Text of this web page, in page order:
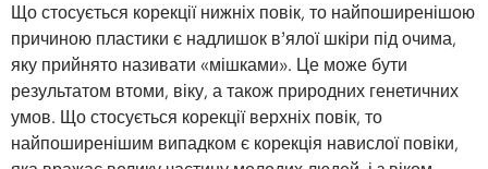
Що стосується корекції нижніх повік, то найпоширенішою
причиною пластики є надлишок в’ялої шкіри під очима,
яку прийнято називати «мішками». Це може бути
результатом втоми, віку, а також природних генетичних
умов. Що стосується корекції верхніх повік, то
найпоширенішим випадком є корекція навислої повіки,